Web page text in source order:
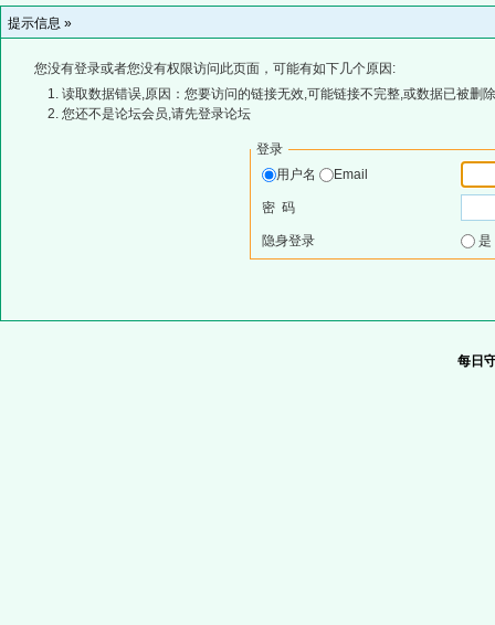
提示信息 »
您没有登录或者您没有权限访问此页面，可能有如下几个原因:
读取数据错误,原因：您要访问的链接无效,可能链接不完整,或数据已被删
您还不是论坛会员,请先登录论坛
登录
用户名
Email
密 码
隐身登录
每日